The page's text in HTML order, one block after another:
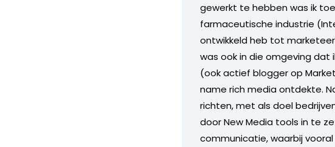
gewerkt te hebben was ik
farmaceutische industrie
ontwikkeld heb tot
was ook in die omgeving dat
(ook actief blogger op
name rich media ontdekte.
richten, met als doel
door New Media tools in te
communicatie, waarbij